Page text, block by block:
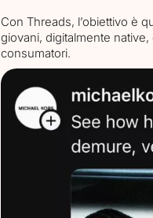
Con Threads, l’obiettivo è
giovani, digitalmente
consumatori.